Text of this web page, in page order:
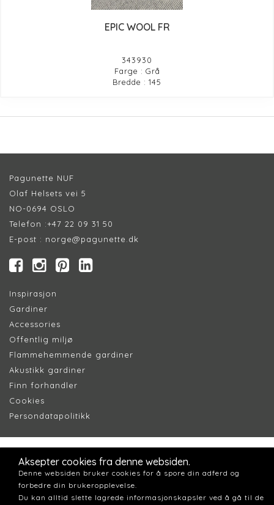
EPIC WOOL FR
343930
Farge : Grå
Bredde : 145
Pagunette NUF
Olaf Helsets vei 5
NO-0694 OSLO
Telefon :+47 22 09 31 50
E-post : norge@pagunette.dk
Inspirasjon
Gardiner
Accessories
Offentlig miljø
Flammehemmende gardiner
Akustikk gardiner
Finn forhandler
Cookies
Persondatapolitikk
Aksepter cookies fra denne websiden.
Denne websiden bruker cookies for å spore din adferd og
forbedre din brukeropplevelse.
Du kan alltid slette lagrede informasjonskapsler ved å gå til de